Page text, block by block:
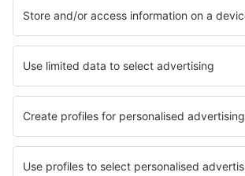
Ubytování in Vichy Ubytování in Colmar
Ubytování in Huez Ubytování in Bonifacio
Nejlepší ubytování - města
Ubytování in Poppel Ubytování in Matinella